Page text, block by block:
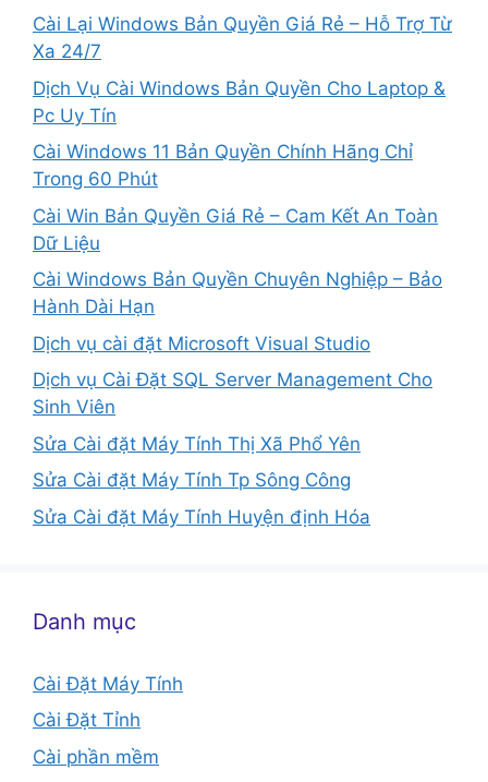
Cài Lại Windows Bản Quyền Giá Rẻ – Hỗ Trợ Từ
Xa 24/7
Dịch Vụ Cài Windows Bản Quyền Cho Laptop &
Pc Uy Tín
Cài Windows 11 Bản Quyền Chính Hãng Chỉ
Trong 60 Phút
Cài Win Bản Quyền Giá Rẻ – Cam Kết An Toàn
Dữ Liệu
Cài Windows Bản Quyền Chuyên Nghiệp – Bảo
Hành Dài Hạn
Dịch vụ cài đặt Microsoft Visual Studio
Dịch vụ Cài Đặt SQL Server Management Cho
Sinh Viên
Sửa Cài đặt Máy Tính Thị Xã Phổ Yên
Sửa Cài đặt Máy Tính Tp Sông Công
Sửa Cài đặt Máy Tính Huyện định Hóa
Danh mục
Cài Đặt Máy Tính
Cài Đặt Tỉnh
Cài phần mềm